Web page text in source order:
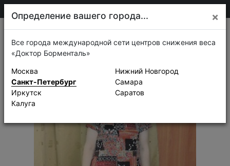
Истории успеха
Определение вашего города... ×
Все города международной сети центров снижения веса
«Доктор Борменталь»
Москва
Санкт-Петербург
Иркутск
Калуга
Нижний Новгород
Самара
Саратов